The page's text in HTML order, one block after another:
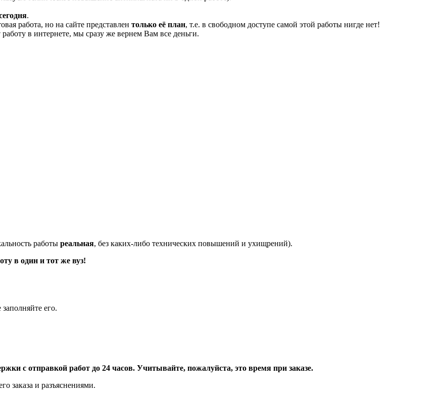
.
работа, но на сайте представлен только её план, т.е. в свободном доступе самой этой работы нигде нет!
в интернете, мы сразу же вернем Вам все деньги.
работы реальная, без каких-либо технических повышений и ухищрений).
в один и тот же вуз!
его.
с отправкой работ до 24 часов. Учитывайте, пожалуйста, это время при заказе.
заказа и разъяснениями.